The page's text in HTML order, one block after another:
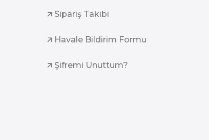
Sipariş Takibi
Havale Bildirim Formu
Şifremi Unuttum?